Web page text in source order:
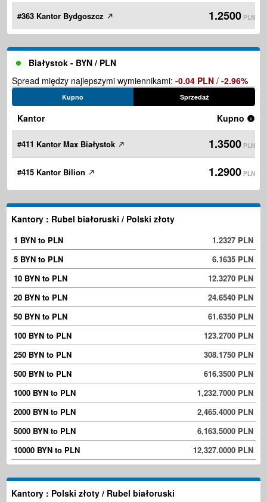
#363 Kantor Bydgoszcz 1.2500 PLN
Białystok - BYN / PLN
Spread między najlepszymi wymiennikami: -0.04 PLN / -2.96%
Kupno Sprzedaż
Kantor Kupno
#411 Kantor Max Białystok 1.3500 PLN
#415 Kantor Bilion 1.2900 PLN
Kantory : Rubel białoruski / Polski złoty
1 BYN to PLN
1.2327 PLN
5 BYN to PLN
6.1635 PLN
10 BYN to PLN
12.3270 PLN
20 BYN to PLN
24.6540 PLN
50 BYN to PLN
61.6350 PLN
100 BYN to PLN
123.2700 PLN
250 BYN to PLN
308.1750 PLN
500 BYN to PLN
616.3500 PLN
1000 BYN to PLN
1,232.7000 PLN
2000 BYN to PLN
2,465.4000 PLN
5000 BYN to PLN
6,163.5000 PLN
10000 BYN to PLN
12,327.0000 PLN
Kantory : Polski złoty / Rubel białoruski